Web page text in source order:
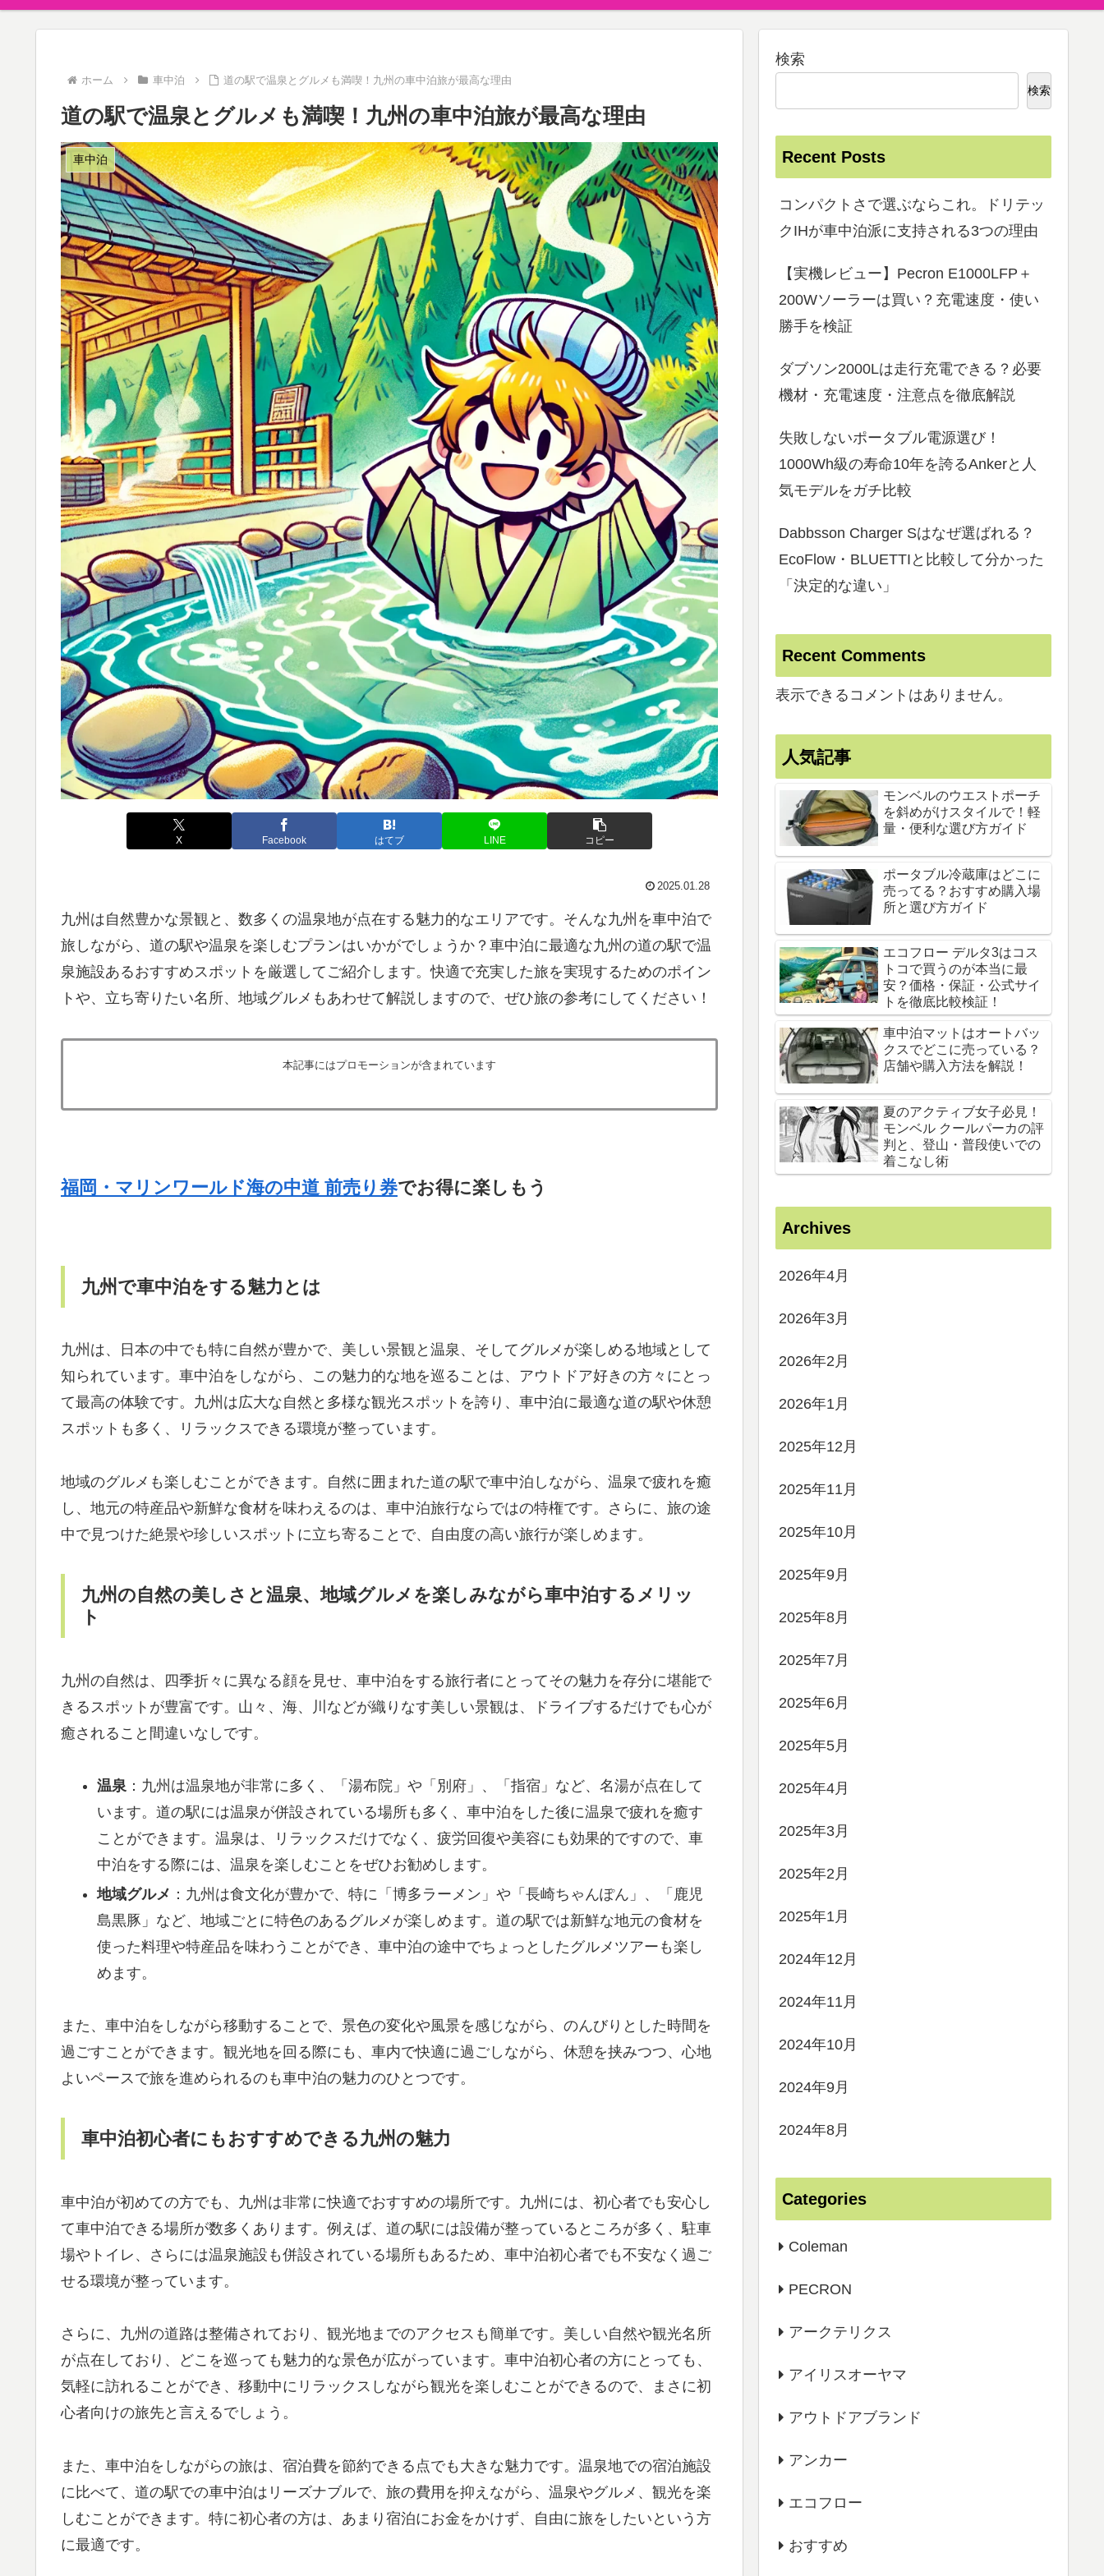
ホーム 車中泊 道の駅で温泉とグルメも満喫！九州の車中泊旅が最高な理由
道の駅で温泉とグルメも満喫！九州の車中泊旅が最高な理由
車中泊
X Facebook はてブ LINE コピー
2025.01.28
九州は自然豊かな景観と、数多くの温泉地が点在する魅力的なエリアです。そんな九州を車中泊で
旅しながら、道の駅や温泉を楽しむプランはいかがでしょうか？車中泊に最適な九州の道の駅で温
泉施設あるおすすめスポットを厳選してご紹介します。快適で充実した旅を実現するためのポイン
トや、立ち寄りたい名所、地域グルメもあわせて解説しますので、ぜひ旅の参考にしてください！
本記事にはプロモーションが含まれています
福岡・マリンワールド海の中道 前売り券でお得に楽しもう
九州で車中泊をする魅力とは
九州は、日本の中でも特に自然が豊かで、美しい景観と温泉、そしてグルメが楽しめる地域として
知られています。車中泊をしながら、この魅力的な地を巡ることは、アウトドア好きの方々にとっ
て最高の体験です。九州は広大な自然と多様な観光スポットを誇り、車中泊に最適な道の駅や休憩
スポットも多く、リラックスできる環境が整っています。
地域のグルメも楽しむことができます。自然に囲まれた道の駅で車中泊しながら、温泉で疲れを癒
し、地元の特産品や新鮮な食材を味わえるのは、車中泊旅行ならではの特権です。さらに、旅の途
中で見つけた絶景や珍しいスポットに立ち寄ることで、自由度の高い旅行が楽しめます。
九州の自然の美しさと温泉、地域グルメを楽しみながら車中泊するメリッ
ト
九州の自然は、四季折々に異なる顔を見せ、車中泊をする旅行者にとってその魅力を存分に堪能で
きるスポットが豊富です。山々、海、川などが織りなす美しい景観は、ドライブするだけでも心が
癒されること間違いなしです。
温泉 ：九州は温泉地が非常に多く、「湯布院」や「別府」、「指宿」など、名湯が点在して
います。道の駅には温泉が併設されている場所も多く、車中泊をした後に温泉で疲れを癒す
ことができます。温泉は、リラックスだけでなく、疲労回復や美容にも効果的ですので、車
中泊をする際には、温泉を楽しむことをぜひお勧めします。
地域グルメ ：九州は食文化が豊かで、特に「博多ラーメン」や「長崎ちゃんぽん」、「鹿児
島黒豚」など、地域ごとに特色のあるグルメが楽しめます。道の駅では新鮮な地元の食材を
使った料理や特産品を味わうことができ、車中泊の途中でちょっとしたグルメツアーも楽し
めます。
また、車中泊をしながら移動することで、景色の変化や風景を感じながら、のんびりとした時間を
過ごすことができます。観光地を回る際にも、車内で快適に過ごしながら、休憩を挟みつつ、心地
よいペースで旅を進められるのも車中泊の魅力のひとつです。
車中泊初心者にもおすすめできる九州の魅力
車中泊が初めての方でも、九州は非常に快適でおすすめの場所です。九州には、初心者でも安心し
て車中泊できる場所が数多くあります。例えば、道の駅には設備が整っているところが多く、駐車
場やトイレ、さらには温泉施設も併設されている場所もあるため、車中泊初心者でも不安なく過ご
せる環境が整っています。
さらに、九州の道路は整備されており、観光地までのアクセスも簡単です。美しい自然や観光名所
が点在しており、どこを巡っても魅力的な景色が広がっています。車中泊初心者の方にとっても、
気軽に訪れることができ、移動中にリラックスしながら観光を楽しむことができるので、まさに初
心者向けの旅先と言えるでしょう。
また、車中泊をしながらの旅は、宿泊費を節約できる点でも大きな魅力です。温泉地での宿泊施設
に比べて、道の駅での車中泊はリーズナブルで、旅の費用を抑えながら、温泉やグルメ、観光を楽
しむことができます。特に初心者の方は、あまり宿泊にお金をかけず、自由に旅をしたいという方
に最適です。
検索
検索
Recent Posts
コンパクトさで選ぶならこれ。ドリテッ
クIHが車中泊派に支持される3つの理由
【実機レビュー】Pecron E1000LFP＋
200Wソーラーは買い？充電速度・使い
勝手を検証
ダブソン2000Lは走行充電できる？必要
機材・充電速度・注意点を徹底解説
失敗しないポータブル電源選び！
1000Wh級の寿命10年を誇るAnkerと人
気モデルをガチ比較
Dabbsson Charger Sはなぜ選ばれる？
EcoFlow・BLUETTIと比較して分かった
「決定的な違い」
Recent Comments
表示できるコメントはありません。
人気記事
モンベルのウエストポーチ
を斜めがけスタイルで！軽
量・便利な選び方ガイド
ポータブル冷蔵庫はどこに
売ってる？おすすめ購入場
所と選び方ガイド
エコフロー デルタ3はコス
トコで買うのが本当に最
安？価格・保証・公式サイ
トを徹底比較検証！
車中泊マットはオートバッ
クスでどこに売っている？
店舗や購入方法を解説！
夏のアクティブ女子必見！
モンベル クールパーカの評
判と、登山・普段使いでの
着こなし術
Archives
2026年4月
2026年3月
2026年2月
2026年1月
2025年12月
2025年11月
2025年10月
2025年9月
2025年8月
2025年7月
2025年6月
2025年5月
2025年4月
2025年3月
2025年2月
2025年1月
2024年12月
2024年11月
2024年10月
2024年9月
2024年8月
Categories
Coleman
PECRON
アークテリクス
アイリスオーヤマ
アウトドアブランド
アンカー
エコフロー
おすすめ